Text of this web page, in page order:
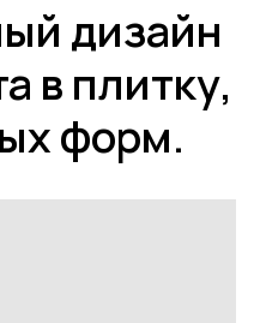
дизайн
в плитку,
форм.